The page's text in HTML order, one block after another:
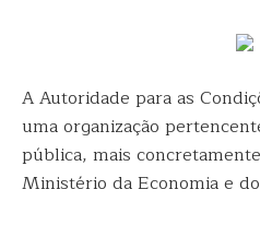
A Autoridade para as
uma organização
pública, mais
Ministério da Economia e